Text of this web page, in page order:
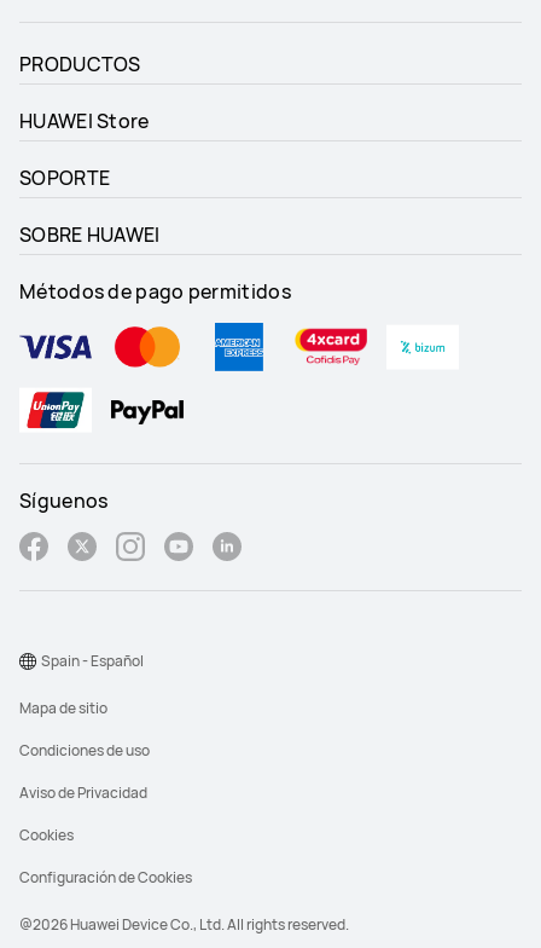
PRODUCTOS
HUAWEI Store
SOPORTE
SOBRE HUAWEI
Métodos de pago permitidos
Síguenos
@2026 Huawei Device Co., Ltd. All rights reserved.
Mapa de sitio
Condiciones de uso
Aviso de Privacidad
Cookies
Configuración de Cookies
Spain - Español